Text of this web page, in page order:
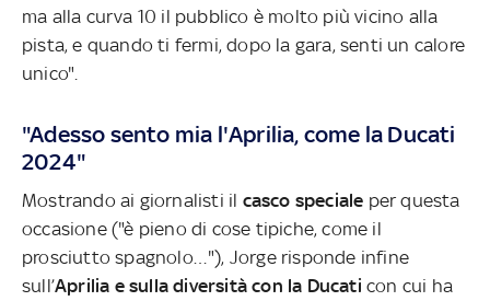
ma alla curva 10 il pubblico è molto più vicino alla
pista, e quando ti fermi, dopo la gara, senti un calore
unico".
"Adesso sento mia l'Aprilia, come la Ducati
2024"
Mostrando ai giornalisti il casco speciale per questa
occasione ("è pieno di cose tipiche, come il
prosciutto spagnolo…"), Jorge risponde infine
sull’Aprilia e sulla diversità con la Ducati con cui ha